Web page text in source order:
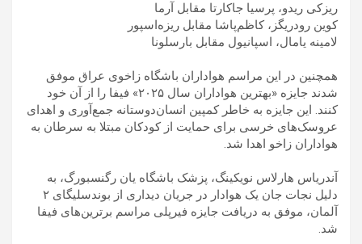
ریزکی ریدو، پرسیا جاکارتا مقابل آرما
کوین رودریگز، کاظم‌پاشا مقابل ریزه‌اسپور
لامینه یامال، اسپانیول مقابل بارسلونا
همچنین در این مراسم هواداران باشگاه زاخوی عراق موفق
شدند جایزه «بهترین هواداران سال ۲۰۲۵» فیفا را از آن خود
کنند. این جایزه به‌ خاطر کمپین انسان‌دوستانه جمع‌آوری و اهدای
عروسک‌های خرسی برای حمایت از کودکان مبتلا به سرطان به
هواداران زاخو اهدا شد.
آندریاس هارلاس نویکینگ، پزشک باشگاه یان رگنسبورگ، به‌
دلیل نجات جان یک هوادار در جریان دیداری از بوندسلیگای ۲
آلمان، موفق به دریافت جایزه فیرپلی مراسم برترین‌های فیفا
شد.